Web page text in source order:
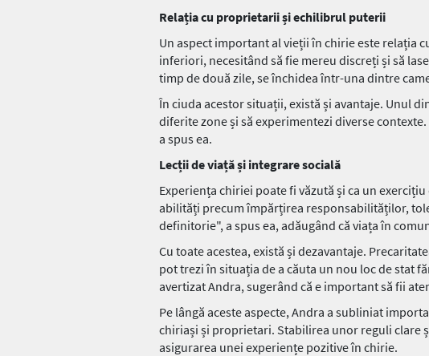
Relația cu proprietarii și echilibrul puterii
Un aspect important al vieții în chirie este relația
inferiori, necesitând să fie mereu discreți și să
timp de două zile, se închidea într-una dintre
În ciuda acestor situații, există și avantaje. Unul
diferite zone și să experimentezi diverse
a spus ea.
Lecții de viață și integrare socială
Experiența chiriei poate fi văzută și ca un
abilități precum împărțirea responsabilităților,
definitorie", a spus ea, adăugând că viața în
Cu toate acestea, există și dezavantaje.
pot trezi în situația de a căuta un nou loc de stat
avertizat Andra, sugerând că e important să fii
Pe lângă aceste aspecte, Andra a subliniat
chiriași și proprietari. Stabilirea unor reguli clare
asigurarea unei experiențe pozitive în chirie.